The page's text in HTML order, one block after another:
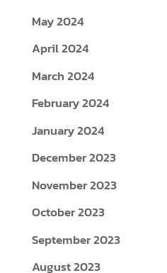
May 2024
April 2024
March 2024
February 2024
January 2024
December 2023
November 2023
October 2023
September 2023
August 2023